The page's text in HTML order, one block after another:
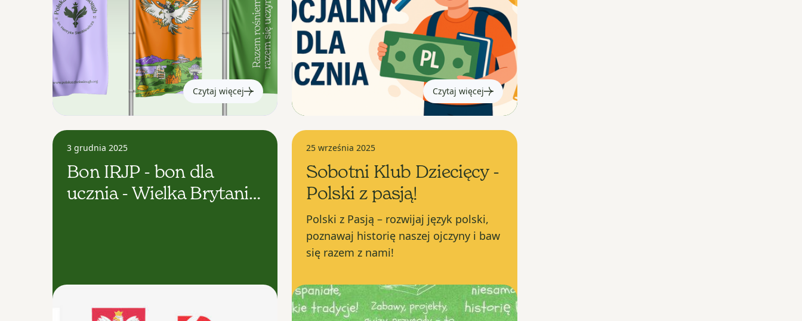
Czytaj więcej Czytaj więcej
3 grudnia 2025
Bon IRJP - bon dla
ucznia - Wielka Brytania
25 września 2025
Sobotni Klub Dziecięcy -
Polski z pasją!
Polski z Pasją – rozwijaj język polski,
poznawaj historię naszej ojczyny i baw
się razem z nami!